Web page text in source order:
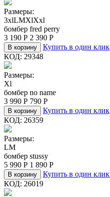
Размеры:
3xlLMXlXxl
бомбер fred perry
3 190 Р 2 390 Р
В корзину
Купить в один клик
КОД: 29348
Размеры:
Xl
бомбер no name
3 990 Р 790 Р
В корзину
Купить в один клик
КОД: 26359
Размеры:
LM
бомбер stussy
5 990 Р 1 890 Р
В корзину
Купить в один клик
КОД: 26019